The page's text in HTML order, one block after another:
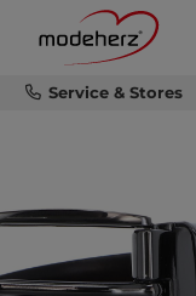
Service & Stores